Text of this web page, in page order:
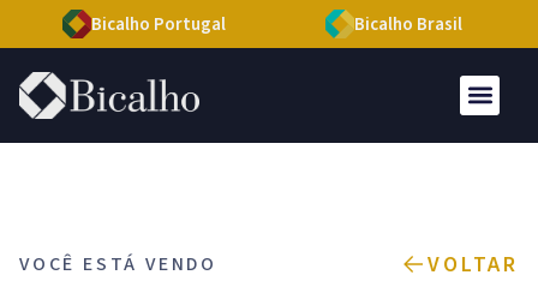
Bicalho Portugal Bicalho Brasil
VOCÊ ESTÁ VENDO VOLTAR